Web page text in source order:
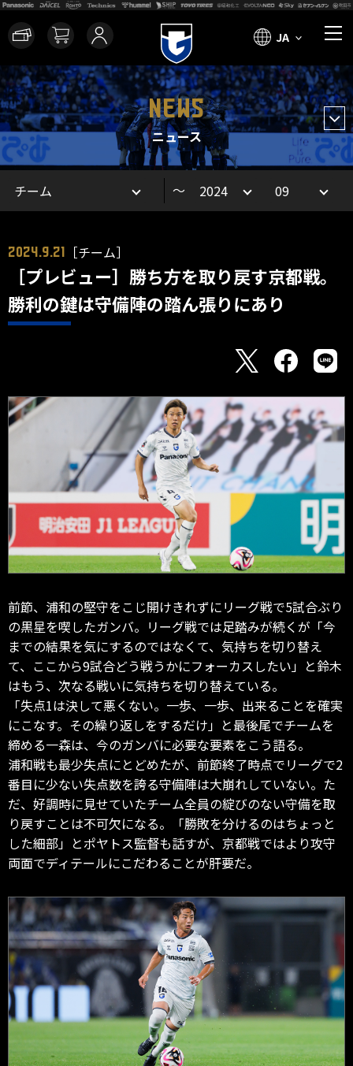
JA
NEWS
ニュース
～
2024.9.21 ［チーム］
［プレビュー］勝ち方を取り戻す京都戦。
勝利の鍵は守備陣の踏ん張りにあり
前節、浦和の堅守をこじ開けきれずにリーグ戦で5試合ぶり
の黒星を喫したガンバ。リーグ戦では足踏みが続くが「今
までの結果を気にするのではなくて、気持ちを切り替え
て、ここから9試合どう戦うかにフォーカスしたい」と鈴木
はもう、次なる戦いに気持ちを切り替えている。
「失点1は決して悪くない。一歩、一歩、出来ることを確実
にこなす。その繰り返しをするだけ」と最後尾でチームを
締める一森は、今のガンバに必要な要素をこう語る。
浦和戦も最少失点にとどめたが、前節終了時点でリーグで2
番目に少ない失点数を誇る守備陣は大崩れしていない。た
だ、好調時に見せていたチーム全員の綻びのない守備を取
り戻すことは不可欠になる。「勝敗を分けるのはちょっと
した細部」とポヤトス監督も話すが、京都戦ではより攻守
両面でディテールにこだわることが肝要だ。